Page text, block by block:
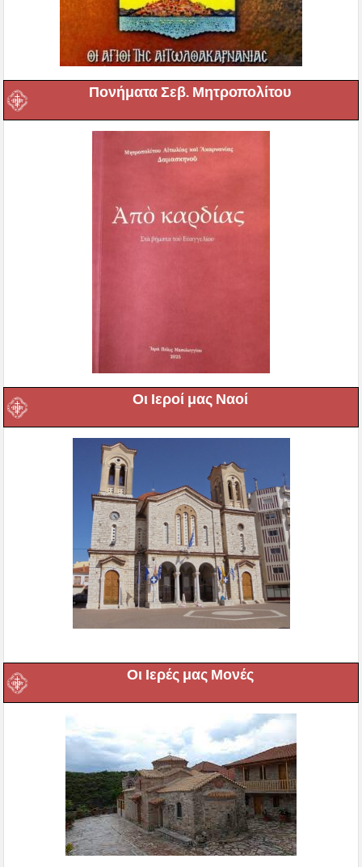
Πονήματα Σεβ. Μητροπολίτου
Οι Ιεροί μας Ναοί
Οι Ιερές μας Μονές